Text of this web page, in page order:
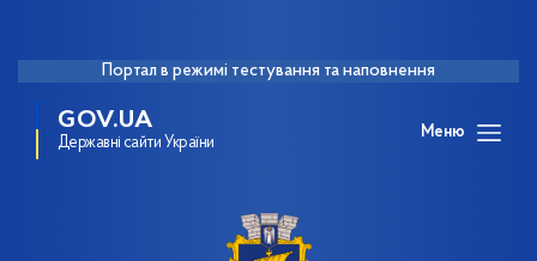
Портал в режимі тестування та наповнення
GOV.UA
Державні сайти України
Меню